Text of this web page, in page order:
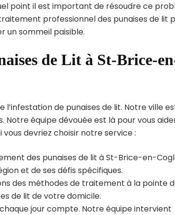
point il est important de résoudre ce
professionnel des punaises de lit
un sommeil paisible.
de Lit à St-Brice-
de punaises de lit. Notre ville
équipe dévouée est là pour vous
devriez choisir notre service :
des punaises de lit à St-Brice-en-
et de ses défis spécifiques.
des méthodes de traitement à la pointe
de lit de votre domicile.
jour compte. Notre équipe intervient